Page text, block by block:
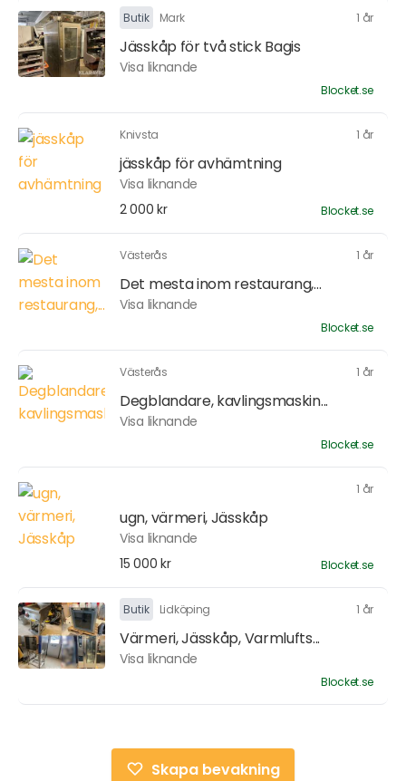
Butik Mark 1 år
Jässkåp för två stick Bagis
Visa liknande
Blocket.se
Knivsta 1 år
jässkåp för avhämtning
Visa liknande
2 000 kr
Blocket.se
Västerås 1 år
Det mesta inom restaurang,...
Visa liknande
Blocket.se
Västerås 1 år
Degblandare, kavlingsmaskin...
Visa liknande
Blocket.se
1 år
ugn, värmeri, Jässkåp
Visa liknande
15 000 kr
Blocket.se
Butik Lidköping 1 år
Värmeri, Jässkåp, Varmlufts...
Visa liknande
Blocket.se
Skapa bevakning